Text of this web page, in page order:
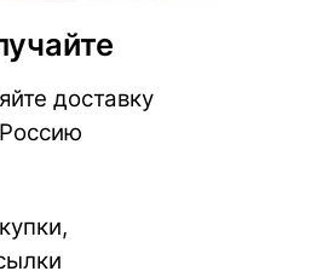
доставку